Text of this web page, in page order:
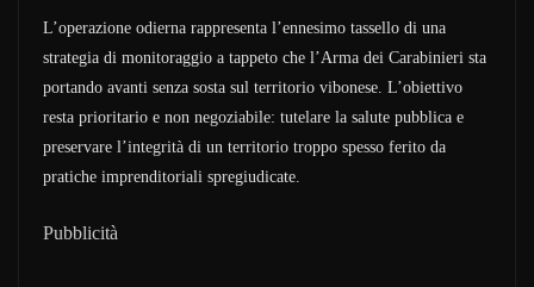
L’operazione odierna rappresenta l’ennesimo tassello di una
strategia di monitoraggio a tappeto che l’Arma dei Carabinieri sta
portando avanti senza sosta sul territorio vibonese. L’obiettivo
resta prioritario e non negoziabile: tutelare la salute pubblica e
preservare l’integrità di un territorio troppo spesso ferito da
pratiche imprenditoriali spregiudicate.
Pubblicità